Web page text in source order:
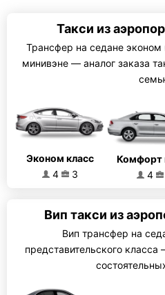
Такси из
Трансфер на седане эконом
минивэне — аналог заказа
Эконом класс
4
3
Комфорт
4
Вип такси из
Вип трансфер на
представительского